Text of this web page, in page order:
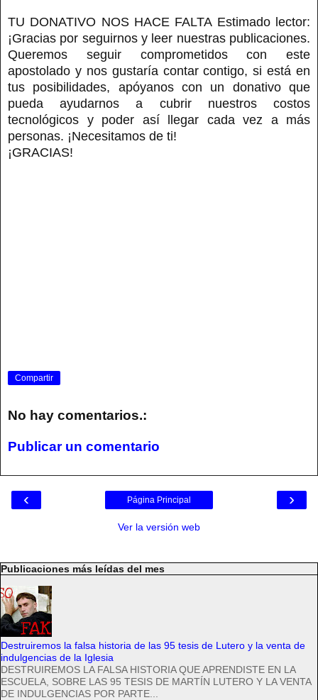
TU DONATIVO NOS HACE FALTA Estimado lector:
¡Gracias por seguirnos y leer nuestras publicaciones.
Queremos seguir comprometidos con este
apostolado y nos gustaría contar contigo, si está en
tus posibilidades, apóyanos con un donativo que
pueda ayudarnos a cubrir nuestros costos
tecnológicos y poder así llegar cada vez a más
personas. ¡Necesitamos de ti!
¡GRACIAS!
Compartir
No hay comentarios.:
Publicar un comentario
‹ ›
Página Principal
Ver la versión web
Publicaciones más leídas del mes
Destruiremos la falsa historia de las 95 tesis de Lutero y la venta de
indulgencias de la Iglesia
DESTRUIREMOS LA FALSA HISTORIA QUE APRENDISTE EN LA
ESCUELA, SOBRE LAS 95 TESIS DE MARTÍN LUTERO Y LA VENTA
DE INDULGENCIAS POR PARTE...